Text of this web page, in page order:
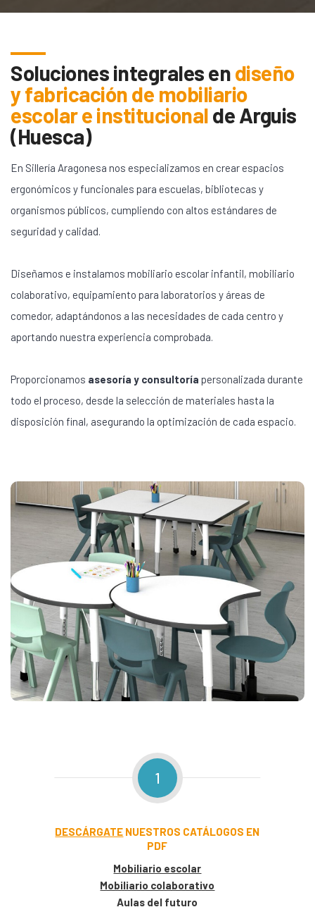
Soluciones integrales endiseño
y fabricación de mobiliario
escolar e institucionaldeArguis
(Huesca)
En Sillería Aragonesa nos especializamos en crear espacios
ergonómicos y funcionales para escuelas, bibliotecas y
organismos públicos, cumpliendo con altos estándares de
seguridad y calidad.
Diseñamos e instalamos mobiliario escolar infantil, mobiliario
colaborativo, equipamiento para laboratorios y áreas de
comedor, adaptándonos a las necesidades de cada centro y
aportando nuestra experiencia comprobada.
Proporcionamos asesoría y consultoría personalizada durante
todo el proceso, desde la selección de materiales hasta la
disposición final, asegurando la optimización de cada espacio.
1
DESCÁRGATE NUESTROS CATÁLOGOS EN
PDF
Mobiliario escolar
Mobiliario colaborativo
Aulas del futuro